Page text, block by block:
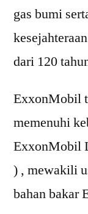
gas bumi
dari 120
ExxonMobil
memenuhi
ExxonMobil
) , mewakili
bahan bakar